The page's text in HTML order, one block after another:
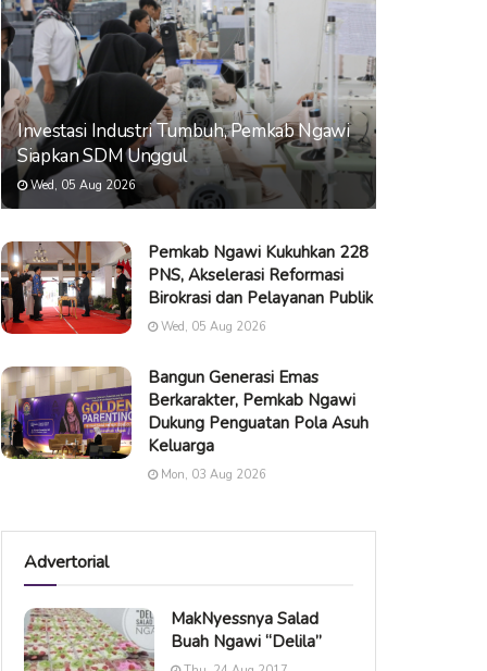
Investasi Industri Tumbuh, Pemkab Ngawi
Siapkan SDM Unggul
Wed, 05 Aug 2026
Pemkab Ngawi Kukuhkan 228
PNS, Akselerasi Reformasi
Birokrasi dan Pelayanan Publik
Wed, 05 Aug 2026
Bangun Generasi Emas
Berkarakter, Pemkab Ngawi
Dukung Penguatan Pola Asuh
Keluarga
Mon, 03 Aug 2026
Advertorial
MakNyessnya Salad
Buah Ngawi “Delila”